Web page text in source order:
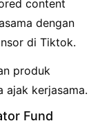
content
dengan
di Tiktok.
produk
ajak kerjasama.
Fund